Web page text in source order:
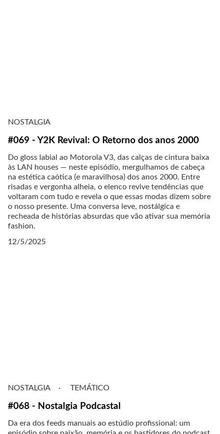
NOSTALGIA
#069 - Y2K Revival: O Retorno dos anos 2000
Do gloss labial ao Motorola V3, das calças de cintura baixa
às LAN houses — neste episódio, mergulhamos de cabeça
na estética caótica (e maravilhosa) dos anos 2000. Entre
risadas e vergonha alheia, o elenco revive tendências que
voltaram com tudo e revela o que essas modas dizem sobre
o nosso presente. Uma conversa leve, nostálgica e
recheada de histórias absurdas que vão ativar sua memória
fashion.
12/5/2025
NOSTALGIA TEMÁTICO
#068 - Nostalgia Podcastal
Da era dos feeds manuais ao estúdio profissional: um